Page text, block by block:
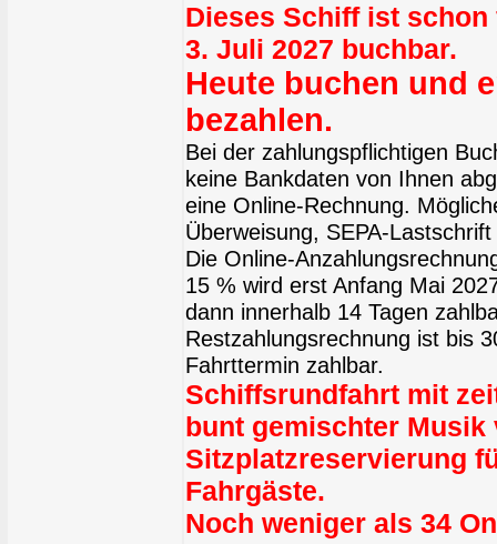
Dieses Schiff ist schon
3. Juli 2027 buchbar.
Heute buchen und
bezahlen.
Bei der zahlungspflichtigen
keine Bankdaten von Ihnen
eine Online-Rechnung.
Überweisung, SEPA-
Die Online-
15 % wird erst Anfang Mai
dann innerhalb 14 Tagen
Restzahlungsrechnung ist bis
Fahrttermin zahlbar.
Schiffsrundfahrt mit
bunt gemischter Musik
Sitzplatzreservierung
Fahrgäste.
Noch weniger als 34